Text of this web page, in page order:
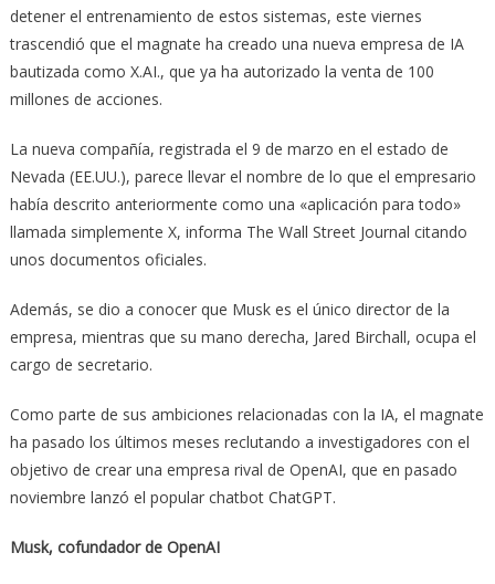
detener el entrenamiento de estos sistemas, este viernes
trascendió que el magnate ha creado una nueva empresa de IA
bautizada como X.AI., que ya ha autorizado la venta de 100
millones de acciones.
La nueva compañía, registrada el 9 de marzo en el estado de
Nevada (EE.UU.), parece llevar el nombre de lo que el empresario
había descrito anteriormente como una «aplicación para todo»
llamada simplemente X, informa The Wall Street Journal citando
unos documentos oficiales.
Además, se dio a conocer que Musk es el único director de la
empresa, mientras que su mano derecha, Jared Birchall, ocupa el
cargo de secretario.
Como parte de sus ambiciones relacionadas con la IA, el magnate
ha pasado los últimos meses reclutando a investigadores con el
objetivo de crear una empresa rival de OpenAI, que en pasado
noviembre lanzó el popular chatbot ChatGPT.
Musk, cofundador de OpenAI